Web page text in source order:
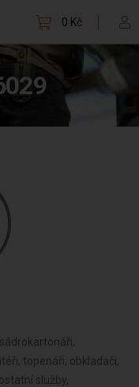
0 Kč
topenáři, obkladači,
služby,